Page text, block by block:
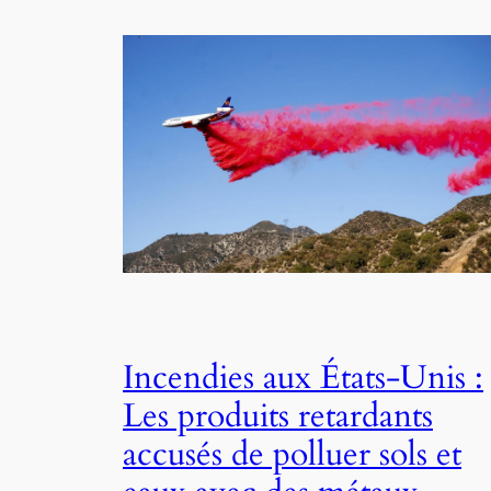
Incendies aux États-Unis :
Les produits retardants
accusés de polluer sols et